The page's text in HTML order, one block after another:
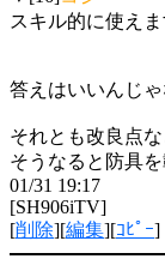
スキル的に使え
答えはいいんじゃ
それとも改良点
そうなると防具
01/31 19:17
[SH906iTV]
[削除][編集][ｺﾋﾟｰ]